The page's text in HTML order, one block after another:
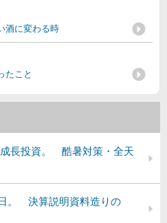
酒に変わる時
たこと
長投資。 酷暑対策・全天
。 決算説明資料造りの